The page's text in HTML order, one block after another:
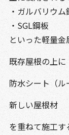
・ガルバリウム
・SGL鋼板
といった軽量金
既存屋根の上に
防水シート（ル
新しい屋根材
を重ねて施工す